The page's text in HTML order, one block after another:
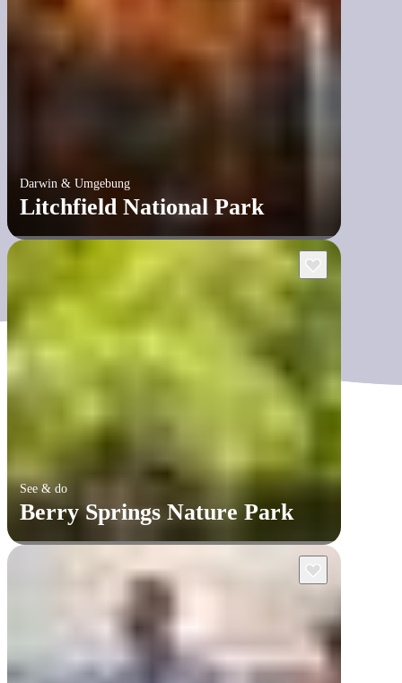
Darwin & Umgebung
Litchfield National Park
See & do
Berry Springs Nature Park